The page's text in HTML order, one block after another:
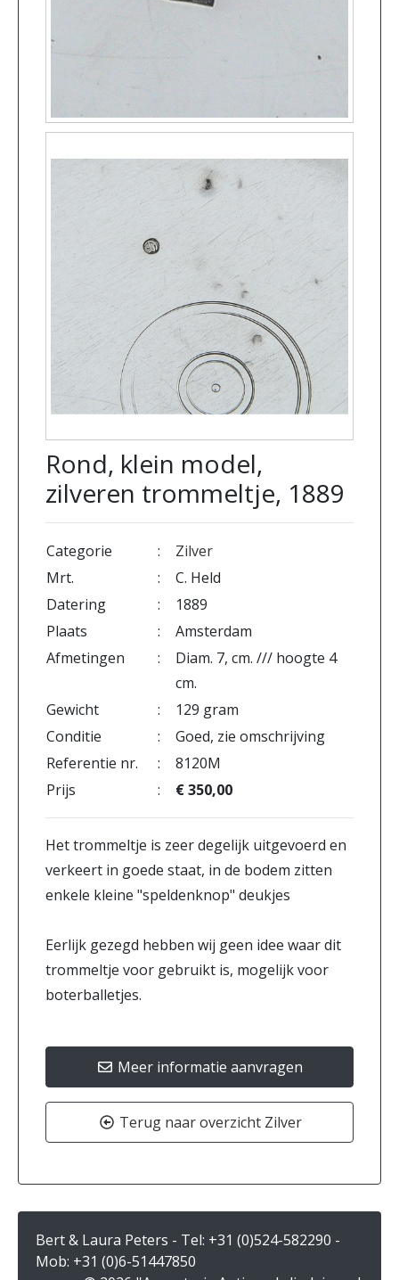
Rond, klein model,
zilveren trommeltje, 1889
Categorie :
Zilver
Mrt.
:
C. Held
Datering
:
1889
Plaats
:
Amsterdam
Afmetingen
:
Diam. 7, cm. /// hoogte 4
cm.
Gewicht
:
129 gram
Conditie
:
Goed, zie omschrijving
Referentie nr.
:
8120M
Prijs
: € 350,00
Het trommeltje is zeer degelijk uitgevoerd en
verkeert in goede staat, in de bodem zitten
enkele kleine "speldenknop" deukjes
Eerlijk gezegd hebben wij geen idee waar dit
trommeltje voor gebruikt is, mogelijk voor
boterballetjes.
Meer informatie aanvragen
Terug naar overzicht Zilver
Bert & Laura Peters - Tel: +31 (0)524-582290 -
Mob: +31 (0)6-51447850